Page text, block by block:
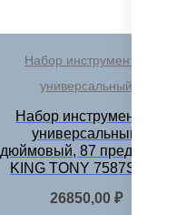
Набор инструментов
универсальный
Набор инструментов
универсальный,
дюймовый, 87 предметов
KING TONY 7587SR01
26850,00₽